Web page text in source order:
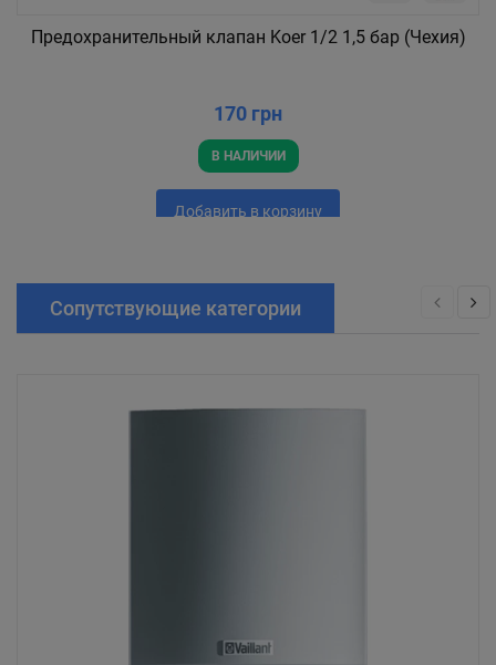
Предохранительный клапан Koer 1/2 1,5 бар (Чехия)
170 грн
В НАЛИЧИИ
Добавить в корзину
Сопутствующие категории